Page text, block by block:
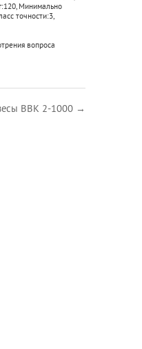
120, Минимально
точности:3,
вопроса
ВВК 2-1000 →